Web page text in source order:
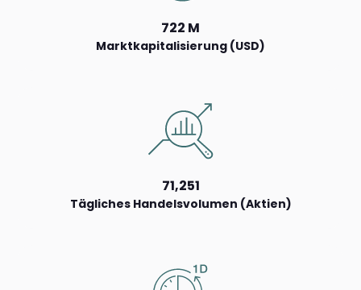
722 M
Marktkapitalisierung (USD)
71,251
Tägliches Handelsvolumen (Aktien)